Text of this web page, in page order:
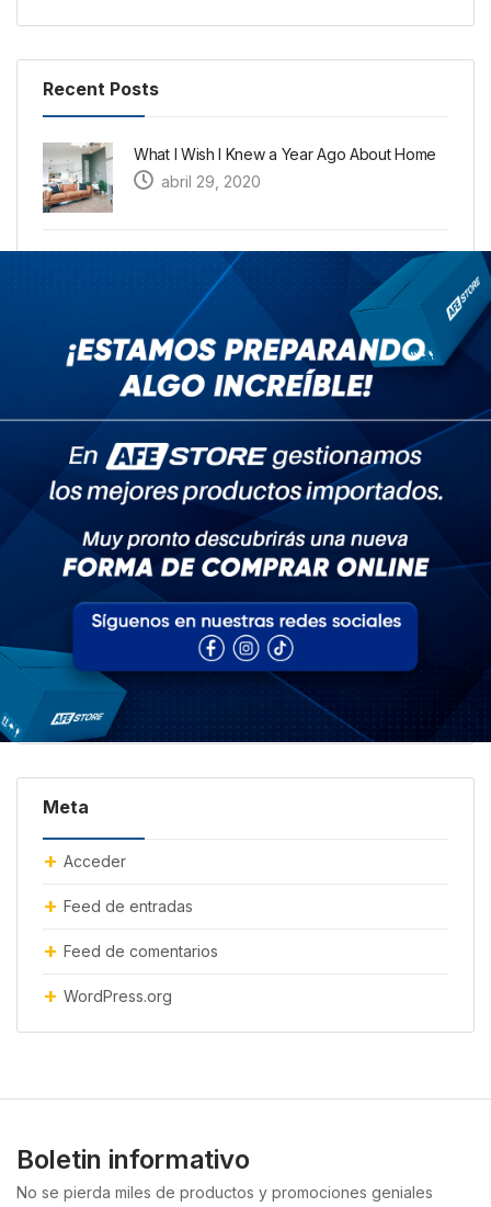
Recent Posts
What I Wish I Knew a Year Ago About Home
abril 29, 2020
A Trip Back in Time: How People Talked
About Home 20 Years Ago
abril 29, 2020
How to Get Hired in the Home Industry
Tags
Accesorios cama Cuidado de la salud
decoración farmacia joyería
medicamento mueble TIPS
Meta
Acceder
Feed de entradas
Feed de comentarios
WordPress.org
Boletin informativo
No se pierda miles de productos y promociones geniales